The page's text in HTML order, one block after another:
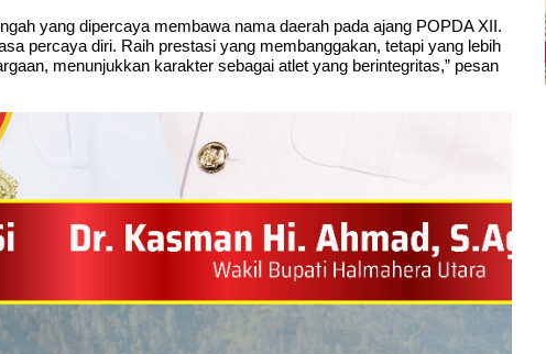
yang dipercaya membawa nama daerah pada ajang POPDA XII.
percaya diri. Raih prestasi yang membanggakan, tetapi yang lebih
menunjukkan karakter sebagai atlet yang berintegritas,” pesan